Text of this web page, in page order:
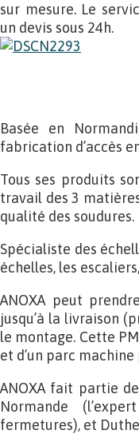
sur mesure. Le
un devis sous 24h.
Basée en
fabrication d’accès
Tous ses produits
travail des 3
qualité des soudures.
Spécialiste des
échelles, les
ANOXA peut
jusqu’à la livraison
le montage. Cette
et d’un parc
ANOXA fait partie
Normande
fermetures), et